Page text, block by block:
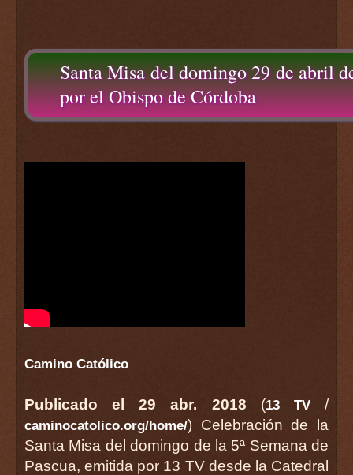
Santa Misa del domingo 29 de abril
por el Obispo de Córdoba
Camino Católico
Publicado el 29 abr. 2018 (13 TV/
caminocatolico.org/home/) Celebración de la
Santa Misa del domingo de la 5ª Semana de
Pascua, emitida por 13 TV desde la Catedral